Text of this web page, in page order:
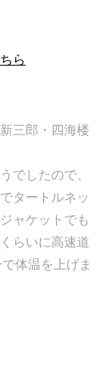
ら
三郎・四海楼
でしたので、
タートルネッ
ャケットでも
らいに高速道
体温を上げま